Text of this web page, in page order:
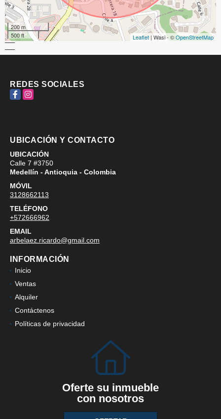
200 m
500 ft
Leaflet | Wasi - ©OpenStreetMap
REDES SOCIALES
FacebookInstagram
UBICACIÓN Y CONTACTO
UBICACIÓN
Calle 7 #3750
Medellín - Antioquia - Colombia
MÓVIL
3128662113
TELÉFONO
+572666962
EMAIL
arbelaez.ricardo@gmail.com
INFORMACIÓN
Inicio
Ventas
Alquiler
Contáctenos
Políticas de privacidad
Oferte su inmueble
con nosotros